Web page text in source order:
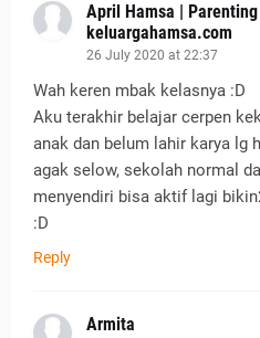
April Hamsa |
keluargahamsa.com
26 July 2020 at 22:37
Wah keren mbak kelasnya :D
Aku terakhir belajar cerpen
anak dan belum lahir karya lg
agak selow, sekolah normal
menyendiri bisa aktif lagi
:D
Reply
Armita